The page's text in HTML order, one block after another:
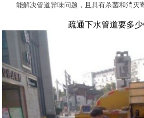
能解决管道异味问题，且具有杀菌和消灭
疏通下水管道要多